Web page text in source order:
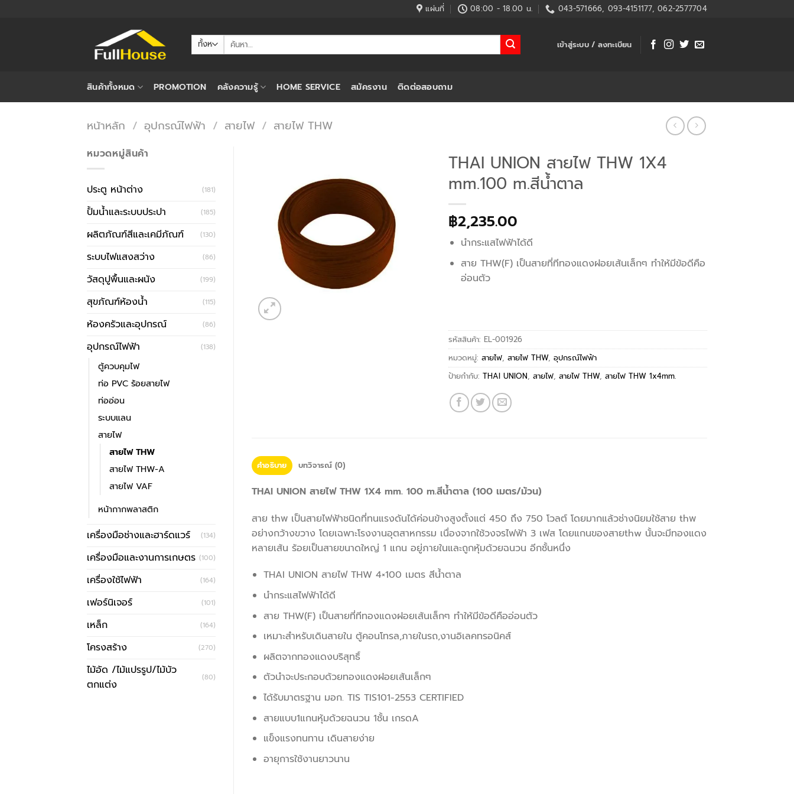
แผ่นที่ 08:00 - 18.00 น. 043-571666, 093-4151177, 062-2577704
ค้นหา: เข้าสู่ระบบ / ลงทะเบียน
สินค้าทั้งหมด PROMOTION คลังความรู้ HOME SERVICE สมัครงาน ติดต่อสอบถาม
หน้าหลัก / อุปกรณ์ไฟฟ้า / สายไฟ / สายไฟ THW
หมวดหมู่สินค้า
ประตู หน้าต่าง (181)
ปั้มน้ำและระบบประปา (185)
ผลิตภัณฑ์สีและเคมีภัณฑ์ (130)
ระบบไฟแสงสว่าง (86)
วัสดุปูพื้นและผนัง (199)
สุขภัณฑ์ห้องน้ำ (115)
ห้องครัวและอุปกรณ์ (86)
อุปกรณ์ไฟฟ้า (138)
ตู้ควบคุมไฟ
ท่อ PVC ร้อยสายไฟ
ท่ออ่อน
ระบบแลน
สายไฟ
สายไฟ THW
สายไฟ THW-A
สายไฟ VAF
หน้ากากพลาสติก
เครื่องมือช่างและฮาร์ดแวร์ (134)
เครื่องมือและงานการเกษตร (100)
เครื่องใช้ไฟฟ้า (164)
เฟอร์นิเจอร์ (101)
เหล็ก (164)
โครงสร้าง (270)
ไม้อัด /ไม้แปรรูป/ไม้บัว
ตกแต่ง
(80)
THAI UNION สายไฟ THW 1X4
mm.100 m.สีน้ำตาล
฿2,235.00
นำกระแสไฟฟ้าได้ดี
สาย THW(F) เป็นสายที่ทีทองแดงฝอยเส้นเล็กๆ ทำให้มีข้อดีคือ
อ่อนตัว
รหัสสินค้า:EL-001926
หมวดหมู่:สายไฟ,สายไฟ THW,อุปกรณ์ไฟฟ้า
ป้ายกำกับ:THAI UNION,สายไฟ,สายไฟ THW,สายไฟ THW 1x4mm.
คำอธิบาย บทวิจารณ์ (0)
THAI UNION สายไฟ THW 1X4 mm. 100 m.สีน้ำตาล (100 เมตร/ม้วน)
สาย thพ เป็นสายไฟฟ้าชนิดที่ทนแรงดันได้ค่อนข้างสูงตั้งแต่ 450 ถึง 750 โวลต์ โดยมากแล้วช่างนิยมใช้สาย thพ
อย่างกว้างขวาง โดยเฉพาะโรงงานอุตสาหกรรม เนื่องจากใช้วงจรไฟฟ้า 3 เฟส โดยแกนของสายthw นั้นจะมีทองแดง
หลายเส้น ร้อยเป็นสายขนาดใหญ่ 1 แกน อยู่ภายในและถูกหุ้มด้วยฉนวน อีกชั้นหนึ่ง
THAI UNION สายไฟ THW 4×100 เมตร สีน้ำตาล
นำกระแสไฟฟ้าได้ดี
สาย THW(F) เป็นสายที่ทีทองแดงฝอยเส้นเล็กๆ ทำให้มีข้อดีคืออ่อนตัว
เหมาะสำหรับเดินสายใน ตู้คอนโทรล,ภายในรถ,งานอิเลคทรอนิคส์
ผลิตจากทองแดงบริสุทธิ์
ตัวนำจะประกอบด้วยทองแดงฝอยเส้นเล็กๆ
ได้รับมาตรฐาน มอก. TIS TIS101-2553 CERTIFIED
สายแบบ1แกนหุ้มด้วยฉนวน 1ชั้น เกรดA
แข็งแรงทนทาน เดินสายง่าย
อายุการใช้งานยาวนาน